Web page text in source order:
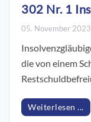
302 Nr. 1
05. November 2023
die von einem
Weiterlesen ...